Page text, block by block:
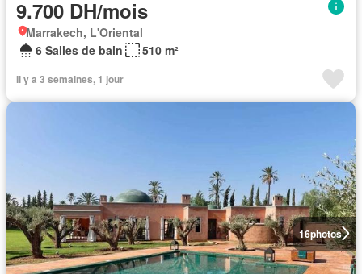
9.700 DH/mois
Marrakech, L'Oriental
6 Salles de bain
510 m²
Il y a 3 semaines, 1 jour
16photos